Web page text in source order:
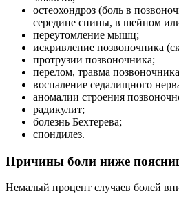
остеохондроз (боль в
середине спины, в шейном
переутомление мышц;
искривление позвоночника
протрузии позвоночника;
перелом, травма
воспаление седалищного
аномалии строения
радикулит;
болезнь Бехтерева;
спондилез.
Причины боли ниже
Немалый процент случаев болей